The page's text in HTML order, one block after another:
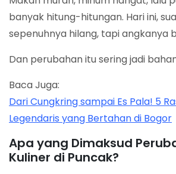
banyak hitung-hitungan. Hari ini,
sepenuhnya hilang, tapi angkanya
Dan perubahan itu sering jadi
Baca Juga:
Dari Cungkring sampai Es Pala! 5
Legendaris yang Bertahan di Bogor
Apa yang Dimaksud
Kuliner di Puncak?